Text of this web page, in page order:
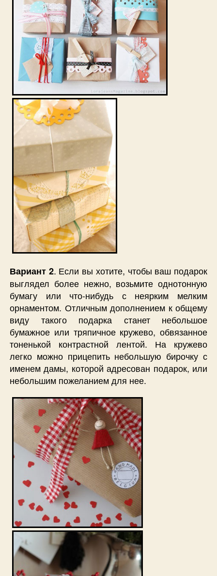
Вариант 2. Если вы хотите, чтобы ваш подарок
выглядел более нежно, возьмите однотонную
бумагу или что-нибудь с неярким мелким
орнаментом. Отличным дополнением к общему
виду такого подарка станет небольшое
бумажное или тряпичное кружево, обвязанное
тоненькой контрастной лентой. На кружево
легко можно прицепить небольшую бирочку с
именем дамы, которой адресован подарок, или
небольшим пожеланием для нее.